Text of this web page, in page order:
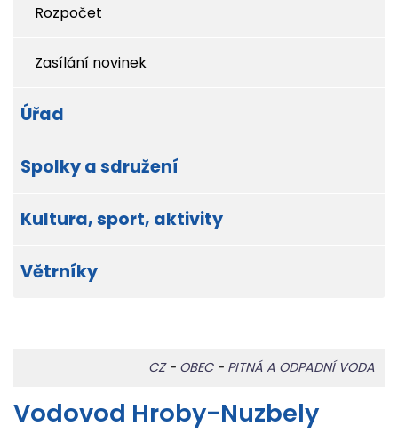
Rozpočet
Zasílání novinek
Úřad
Spolky a sdružení
Kultura, sport, aktivity
Větrníky
CZ- OBEC- PITNÁ A ODPADNÍ VODA
Vodovod Hroby-Nuzbely